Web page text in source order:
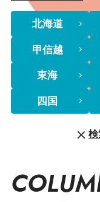
北海道
甲信越
東海
四国